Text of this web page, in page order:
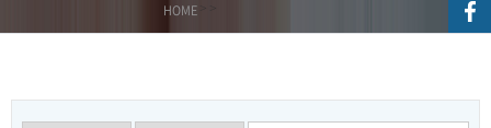
HOME > >